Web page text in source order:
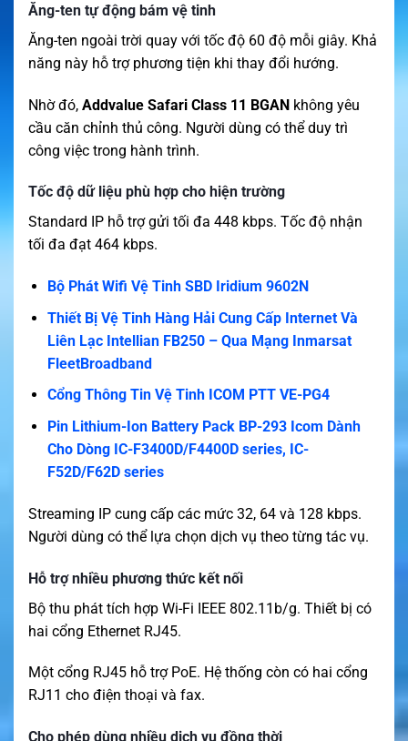
Ăng-ten tự động bám vệ tinh
Ăng-ten ngoài trời quay với tốc độ 60 độ mỗi giây. Khả
năng này hỗ trợ phương tiện khi thay đổi hướng.
Nhờ đó, Addvalue Safari Class 11 BGAN không yêu
cầu căn chỉnh thủ công. Người dùng có thể duy trì
công việc trong hành trình.
Tốc độ dữ liệu phù hợp cho hiện trường
Standard IP hỗ trợ gửi tối đa 448 kbps. Tốc độ nhận
tối đa đạt 464 kbps.
Bộ Phát Wifi Vệ Tinh SBD Iridium 9602N
Thiết Bị Vệ Tinh Hàng Hải Cung Cấp Internet Và
Liên Lạc Intellian FB250 – Qua Mạng Inmarsat
FleetBroadband
Cổng Thông Tin Vệ Tinh ICOM PTT VE-PG4
Pin Lithium-Ion Battery Pack BP-293 Icom Dành
Cho Dòng IC-F3400D/F4400D series, IC-
F52D/F62D series
Streaming IP cung cấp các mức 32, 64 và 128 kbps.
Người dùng có thể lựa chọn dịch vụ theo từng tác vụ.
Hỗ trợ nhiều phương thức kết nối
Bộ thu phát tích hợp Wi-Fi IEEE 802.11b/g. Thiết bị có
hai cổng Ethernet RJ45.
Một cổng RJ45 hỗ trợ PoE. Hệ thống còn có hai cổng
RJ11 cho điện thoại và fax.
Cho phép dùng nhiều dịch vụ đồng thời